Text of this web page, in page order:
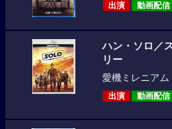
出演 動画配信
ハン・ソロ／
リー
愛機ミレニアム
出演 動画配信